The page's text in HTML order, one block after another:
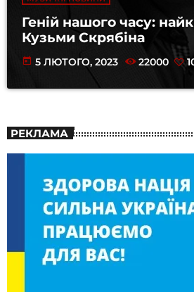
Геній нашого часу:
Кузьми Скрябіна
today 5 ЛЮТОГО, 2023 22000
РЕКЛАМА